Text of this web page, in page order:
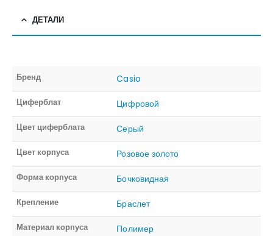
ДЕТАЛИ
Бренд Casio
Циферблат Цифровой
Цвет циферблата Серый
Цвет корпуса Розовое золото
Форма корпуса Бочковидная
Крепление Браслет
Материал корпуса Полимер